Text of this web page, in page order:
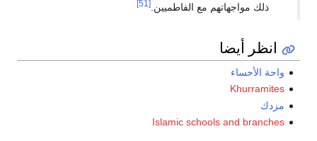
ذلك مواجهاتهم مع الفاطميين.
انظر أيضا
واحة الأحساء
Khurramites
مزدك
Islamic schools and branches